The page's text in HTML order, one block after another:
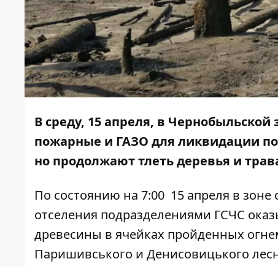
В среду, 15 апреля, в
пожарные и ГАЗО для ликвидации
но продолжают тлеть деревья и
По состоянию на 7:00 15 апреля в зоне
отселения подразделениями ГСЧС
древесины в ячейках пройденных
Паришивського и Денисовицького